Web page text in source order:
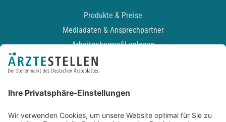
Produkte & Preise
Mediadaten & Ansprechpartner
Arbeitgeberprofil anlegen
Recruiting-Podcast
Kontakt